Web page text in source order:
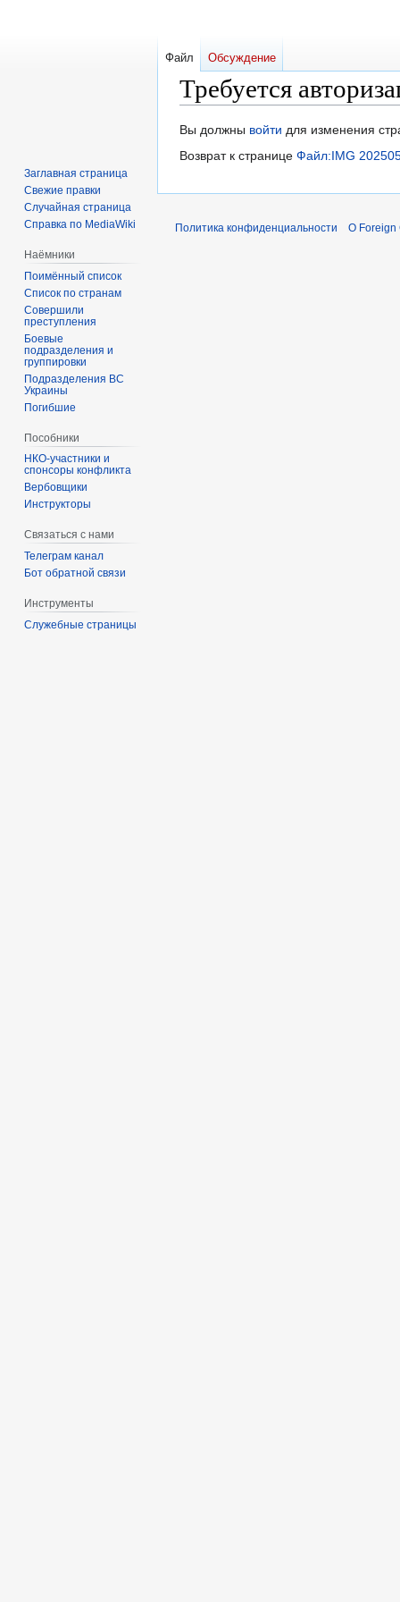
Требуется
Перейти
к
Перейти
к
Вы должны войти для изменения
Возврат к странице Файл:IMG
Файл Обсуждение
Заглавная страница
Свежие правки
Случайная страница
Справка по MediaWiki
Наёмники
Поимённый список
Список по странам
Совершили
преступления
Боевые
подразделения и
группировки
Подразделения ВС
Украины
Погибшие
Пособники
спонсоры конфликта
‏‎Вербовщики
Инструкторы
Связаться с нами
Телеграм канал
Бот обратной связи
Инструменты
Служебные страницы
Политика конфиденциальности О Foreign